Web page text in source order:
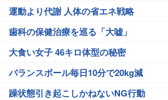
運動より代謝 人体の省エネ戦略
歯科の保健治療を巡る「大嘘」
大食い女子 46キロ体型の秘密
バランスボール毎日10分で20kg減
躁状態引き起こしかねないNG行動